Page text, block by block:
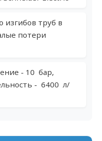
изгибов труб в
потери
- 10 бар,
- 6400 л/